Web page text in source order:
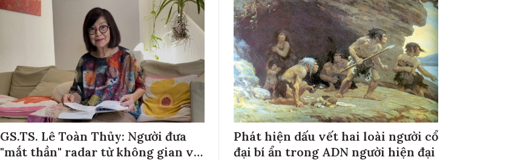
GS.TS. Lê Toàn Thủy: Người đưa
"mắt thần" radar từ không gian về
Phát hiện dấu vết hai loài người cổ
đại bí ẩn trong ADN người hiện đại